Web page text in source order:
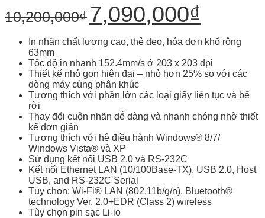
nhãn
khổ
cho
hành
hiện
10,200,000₫
Original
price
was:
10,200,000₫.
7,090,000₫
is:
7,090,000₫.
In nhãn chất lượng cao, thẻ đeo, hóa đơn khổ rộng
63mm
Tốc độ in nhanh 152.4mm/s ở 203 x 203 dpi
Thiết kế nhỏ gọn hiện đại – nhỏ hơn 25% so với các
dòng máy cùng phân khúc
Tương thích với phần lớn các loại giấy liên tục và bế
rời
Thay đổi cuộn nhãn dễ dàng và nhanh chóng nhờ thiết
kế đơn giản
Tương thích với hệ điều hành Windows® 8/7/
Windows Vista® và XP
Sử dụng kết nối USB 2.0 và RS-232C
Kết nối Ethernet LAN (10/100Base-TX), USB 2.0, Host
USB, and RS-232C Serial
Tùy chọn: Wi-Fi® LAN (802.11b/g/n), Bluetooth®
technology Ver. 2.0+EDR (Class 2) wireless
Tùy chọn pin sạc Li-io